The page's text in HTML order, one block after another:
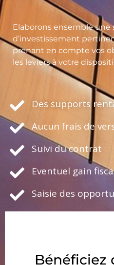
Elaborons ensemble une
d’investissement
prenant en compte vos
les leviers à votre
Des supports
Aucun frais de
Suivi du contrat
Eventuel gain
Saisie des
Bénéficiez